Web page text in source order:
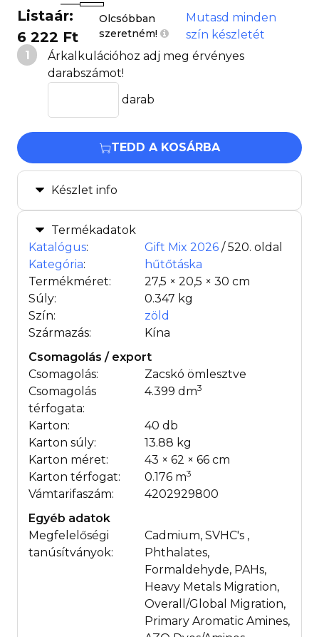
Listaár:
6 222 Ft
Olcsóbban
szeretném!
Mutasd minden
szín készletét
1
Árkalkulációhoz adj meg érvényes
darabszámot!
darab
TEDD A KOSÁRBA
Készlet info
Termékadatok
Katalógus: Gift Mix 2026 / 520. oldal
Kategória:
hűtőtáska
Termékméret:
27,5 × 20,5 × 30 cm
Súly:
0.347 kg
Szín:
zöld
Származás:
Kína
Csomagolás / export
Csomagolás:
Zacskó ömlesztve
Csomagolás
térfogata:
4.399 dm3
Karton:
40 db
Karton súly:
13.88 kg
Karton méret:
43 × 62 × 66 cm
Karton térfogat:
0.176 m3
Vámtarifaszám:
4202929800
Egyéb adatok
Megfelelőségi
tanúsítványok:
Cadmium, SVHC's ,
Phthalates,
Formaldehyde, PAHs,
Heavy Metals Migration,
Overall/Global Migration,
Primary Aromatic Amines,